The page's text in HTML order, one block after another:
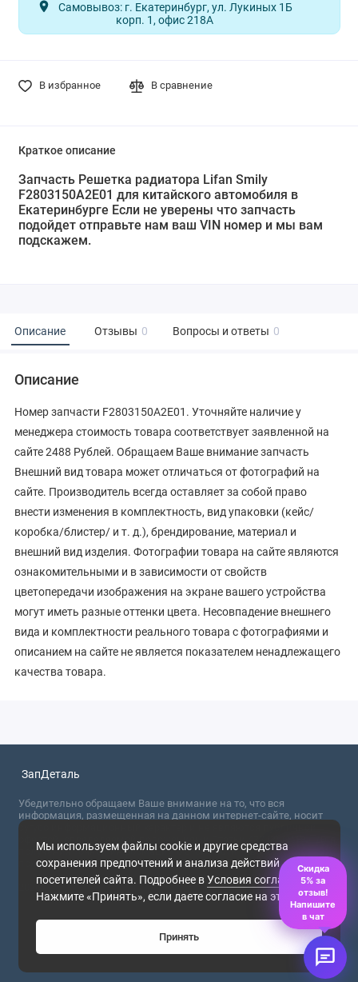
Самовывоз: г. Екатеринбург, ул. Лукиных 1Б
корп. 1, офис 218А
В избранное В сравнение
Краткое описание
Запчасть Решетка радиатора Lifan Smily
F2803150A2E01 для китайского автомобиля в
Екатеринбурге Если не уверены что запчасть
подойдет отправьте нам ваш VIN номер и мы вам
подскажем.
Описание Отзывы 0 Вопросы и ответы 0
Описание
Номер запчасти F2803150A2E01. Уточняйте наличие у
менеджера стоимость товара соответствует заявленной на
сайте 2488 Рублей. Обращаем Ваше внимание запчасть
Внешний вид товара может отличаться от фотографий на
сайте. Производитель всегда оставляет за собой право
внести изменения в комплектность, вид упаковки (кейс/
коробка/блистер/ и т. д.), брендирование, материал и
внешний вид изделия. Фотографии товара на сайте являются
ознакомительными и в зависимости от свойств
цветопередачи изображения на экране вашего устройства
могут иметь разные оттенки цвета. Несовпадение внешнего
вида и комплектности реального товара с фотографиями и
описанием на сайте не является показателем ненадлежащего
качества товара.
Мы используем файлы cookie и другие средства
сохранения предпочтений и анализа действий
посетителей сайта. Подробнее вУсловия соглашения.
Нажмите «Принять», если даете согласие на это.
Принять
ЗапДеталь
Убедительно обращаем Ваше внимание на то, что вся
информация, размещенная на данном интернет-сайте, носит
сугубо информационный характер и не являются публичной
офертой, определяемой положениями Статьи 437 (2) ГК РФ. Для
получения точной информации о стоимости товаров,
пожалуйста, обращайтесь в ближайший офис продаж.
2026
Скидка
5% за
отзыв!
Напишите
в чат